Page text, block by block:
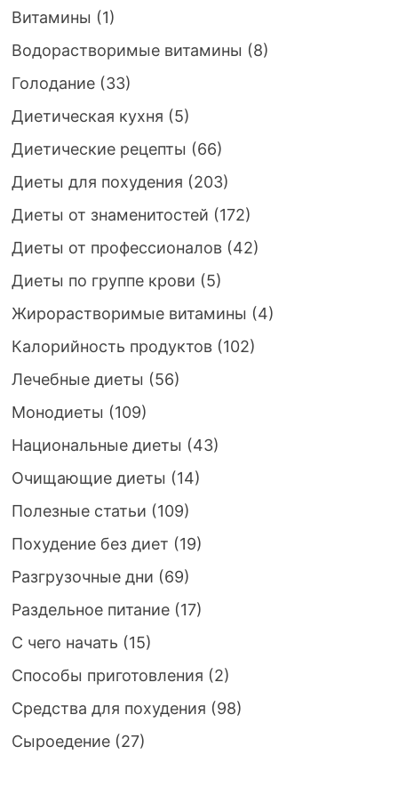
Витамины (1)
Водорастворимые витамины (8)
Голодание(33)
Диетическая кухня (5)
Диетические рецепты (66)
Диеты для похудения (203)
Диеты от знаменитостей (172)
Диеты от профессионалов(42)
Диеты по группе крови (5)
Жирорастворимые витамины (4)
Калорийность продуктов(102)
Лечебные диеты (56)
Монодиеты (109)
Национальные диеты (43)
Очищающие диеты (14)
Полезные статьи (109)
Похудение без диет (19)
Разгрузочные дни (69)
Раздельное питание(17)
С чего начать (15)
Способы приготовления (2)
Средства для похудения (98)
Сыроедение(27)